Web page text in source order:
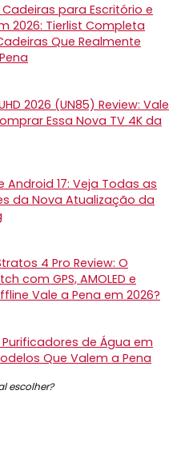
para Escritório e
2026: Tierlist Completa
Que Realmente
2026 (UN85) Review: Vale
Essa Nova TV 4K da
Android 17: Veja Todas as
da Nova Atualização da
4 Pro Review: O
com GPS, AMOLED e
Vale a Pena em 2026?
de Água em
Que Valem a Pena
escolher?